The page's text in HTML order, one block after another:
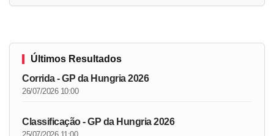
Últimos Resultados
Corrida - GP da Hungria 2026
26/07/2026 10:00
Classificação - GP da Hungria 2026